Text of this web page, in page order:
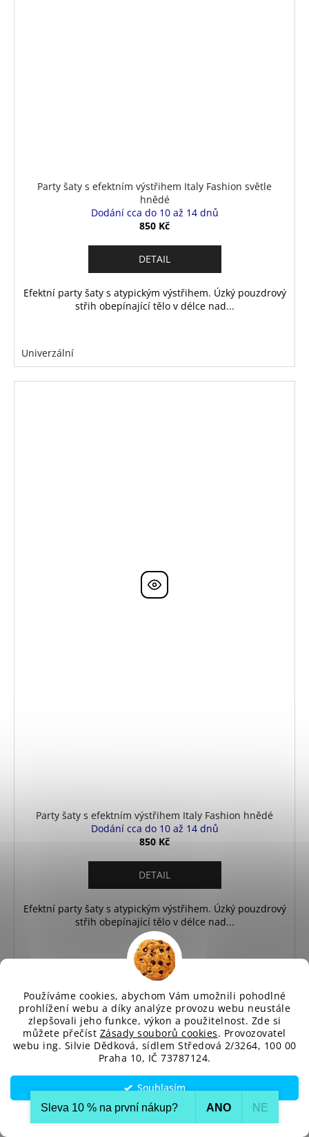
Používáme cookies, abychom Vám umožnili pohodlné
prohlížení webu a díky analýze provozu webu neustále
zlepšovali jeho funkce, výkon a použitelnost. Zde si
můžete přečíst Zásady souborů cookies. Provozovatel
webu ing. Silvie Dědková, sídlem Středová 2/3264, 100 00
Praha 10, IČ 73787124.
Souhlasím
Nastavení
Party šaty s efektním výstřihem Italy Fashion světle
hnědé
Dodání cca do 10 až 14 dnů
850 Kč
DETAIL
Efektní party šaty s atypickým výstřihem. Úzký pouzdrový
střih obepínající tělo v délce nad...
Univerzální
Party šaty s efektním výstřihem Italy Fashion hnědé
Dodání cca do 10 až 14 dnů
850 Kč
DETAIL
Efektní party šaty s atypickým výstřihem. Úzký pouzdrový
střih obepínající tělo v délce nad...
Sleva 10 % na první nákup?​ ANO NE